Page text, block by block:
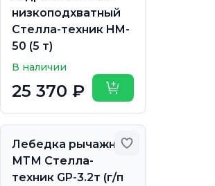
низкоподхватный
Стелла-техник HM-
50 (5 т)
В наличии
25 370 ₽ Купить
в избранное Добавить в
Лебедка рычажная
МТМ Стелла-
техник GP-3.2т (г/п